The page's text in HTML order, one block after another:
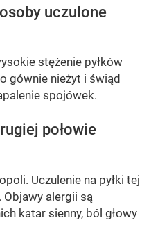
uczulone
stężenie pyłków
gównie nieżyt i świąd
spojówek.
połowie
Uczulenie na pyłki tej
alergii są
katar sienny, ból głowy